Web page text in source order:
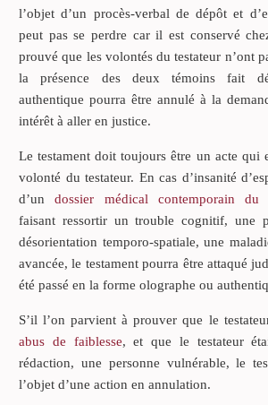
l’objet d’un procès-verbal de dépôt et
peut pas se perdre car il est conservé
prouvé que les volontés du testateur n’ont
la présence des deux témoins fait
authentique pourra être annulé à la
intérêt à aller en justice.
Le testament doit toujours être un acte qui
volonté du testateur. En cas d’insanité
d’undossier médical contemporain du
faisant ressortir un trouble cognitif, une
désorientation temporo-spatiale, une
avancée, le testament pourra être attaqué
été passé en la forme olographe ou
S’il l’on parvient à prouver que le
abus de faiblesse, et que le testateur
rédaction, une personne vulnérable, le
l’objet d’une action en annulation.